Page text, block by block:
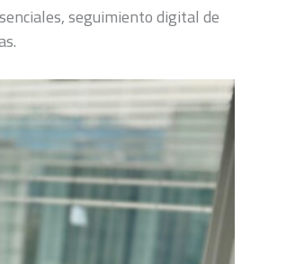
seguimiento digital de